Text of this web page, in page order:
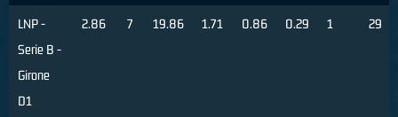
LNP -
Serie B -
Girone
D1
2.86 7 19.86 1.71 0.86 0.29 1 29